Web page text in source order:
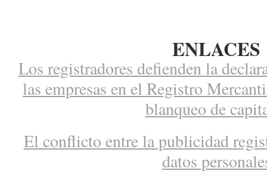
ENLACES
Los registradores defienden la
las empresas en el Registro
blanqueo de
El conflicto entre la publicidad
datos